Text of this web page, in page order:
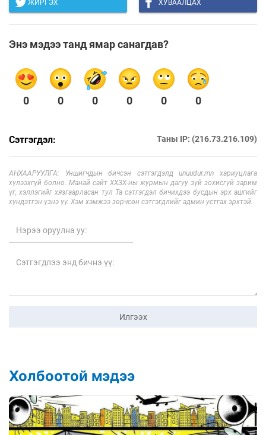
ЖИРГЭХ ХУВААЛЦАХ
Энэ мэдээ танд ямар санагдав?
0 0 0 0 0 0
Сэтгэгдэл: Таны IP: (216.73.216.109)
АНХААРУУЛГА: Уншигчдын бичсэн сэтгэгдэлд unuudur.mn хариуцлага
хүлээхгүй болно. Манай сайт ХХЗХ-ны журмын дагуу зүй зохисгүй зарим
үг, хэллэгийг хязгаарласан тул Та сэтгэгдэл бичихдээ бусдын эрх ашгийг
хүндэтгэн үзнэ үү. Хэм хэмжээ зөрчсөн сэтгэгдлийг админ устгах эрхтэй.
Илгээх
Холбоотой мэдээ